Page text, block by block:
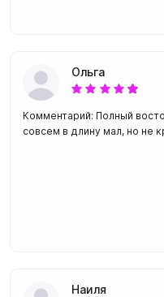
Ольга
Комментарий: Полный
совсем в длину мал, но не
Наиля